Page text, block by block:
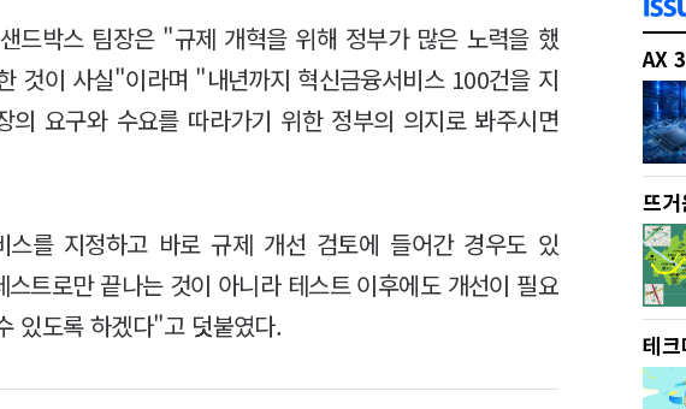
드박스 팀장은 "규제 개혁을 위해 정부가 많은 노력을 했
것이 사실"이라며 "내년까지 혁신금융서비스 100건을 지
의 요구와 수요를 따라가기 위한 정부의 의지로 봐주시면
스를 지정하고 바로 규제 개선 검토에 들어간 경우도 있
트로만 끝나는 것이 아니라 테스트 이후에도 개선이 필요
있도록 하겠다"고 덧붙였다.
AX
뜨
테